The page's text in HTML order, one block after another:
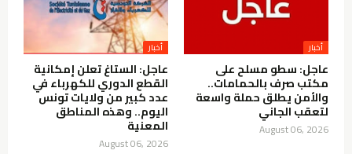
أخبار
عاجل: سطو مسلح على
مكتب صرف بالحمامات..
والأمن يطلق حملة واسعة
لتعقب الجاني
August 06, 2026
أخبار
عاجل: الستاغ تعلن إمكانية
القطع الدوري للكهرباء في
عدد كبير من ولايات تونس
اليوم.. وهذه المناطق
المعنية
August 06, 2026